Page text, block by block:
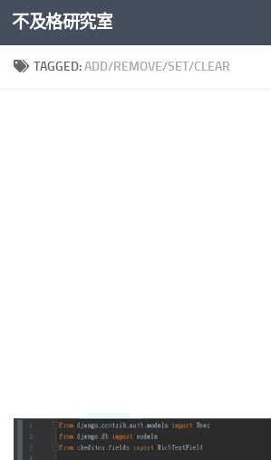
Skip to content
不及格研究室
TAGGED:ADD/REMOVE/SET/CLEAR